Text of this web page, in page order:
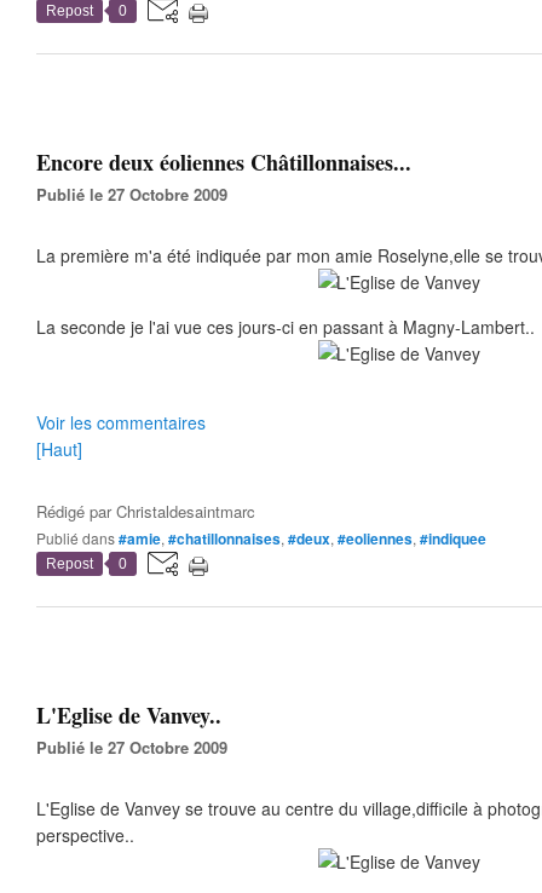
Repost 0
Encore deux éoliennes Châtillonnaises...
Publié le 27 Octobre 2009
La première m'a été indiquée par mon amie Roselyne,elle se
La seconde je l'ai vue ces jours-ci en passant à Magny-Lambert..
Voir les commentaires
[Haut]
Rédigé parChristaldesaintmarc
Publié dans#amie, #chatillonnaises, #deux, #eoliennes, #indiquee
Repost 0
L'Eglise de Vanvey..
Publié le 27 Octobre 2009
L'Eglise de Vanvey se trouve au centre du village,difficile à
perspective..